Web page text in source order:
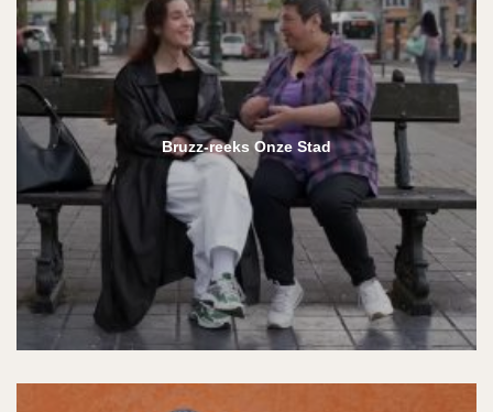
Bruzz-reeks Onze Stad